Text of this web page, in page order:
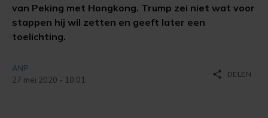
van Peking met Hongkong. Trump zei niet wat voor
stappen hij wil zetten en geeft later een
toelichting.
ANP
27 mei 2020 - 10:01
share DELEN